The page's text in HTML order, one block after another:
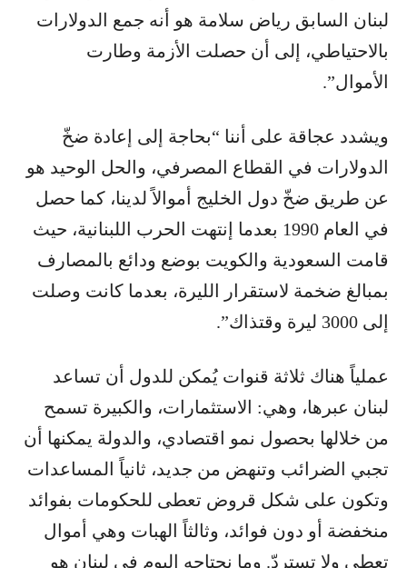
لبنان السابق رياض سلامة هو أنه جمع الدولارات
بالاحتياطي، إلى أن حصلت الأزمة وطارت
الأموال”.
ويشدد عجاقة على أننا “بحاجة إلى إعادة ضخّ
الدولارات في القطاع المصرفي، والحل الوحيد هو
عن طريق ضخّ دول الخليج أموالاً لدينا، كما حصل
في العام 1990 بعدما إنتهت الحرب اللبنانية، حيث
قامت السعودية والكويت بوضع ودائع بالمصارف
بمبالغ ضخمة لاستقرار الليرة، بعدما كانت وصلت
إلى 3000 ليرة وقتذاك”.
عملياً هناك ثلاثة قنوات يُمكن للدول أن تساعد
لبنان عبرها، وهي: الاستثمارات، والكبيرة تسمح
من خلالها بحصول نمو اقتصادي، والدولة يمكنها أن
تجبي الضرائب وتنهض من جديد، ثانياً المساعدات
وتكون على شكل قروض تعطى للحكومات بفوائد
منخفضة أو دون فوائد، وثالثاً الهبات وهي أموال
تعطى ولا تستردّ. وما نحتاجه اليوم في لبنان هو